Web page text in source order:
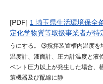
[PDF] 1 埼玉県生活環境保全
定化学物質等取扱事業者が
うにする。 ③撹拌装置槽内温度
温度計、液面計、圧力計温度と液
ベント圧力以上が発生した場合
策機器及び配線に静